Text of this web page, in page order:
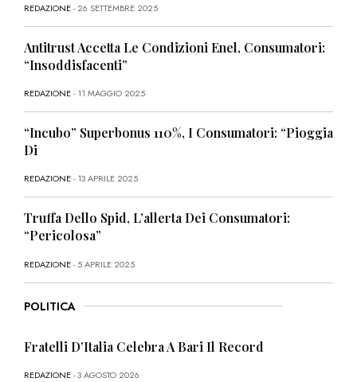
REDAZIONE- 26 SETTEMBRE 2025
Antitrust Accetta Le Condizioni Enel, Consumatori:
“Insoddisfacenti”
REDAZIONE- 11 MAGGIO 2025
“Incubo” Superbonus 110%, I Consumatori: “Pioggia
Di
REDAZIONE- 13 APRILE 2025
Truffa Dello Spid, L’allerta Dei Consumatori:
“Pericolosa”
REDAZIONE- 5 APRILE 2025
POLITICA
Fratelli D’Italia Celebra A Bari Il Record
REDAZIONE- 3 AGOSTO 2026